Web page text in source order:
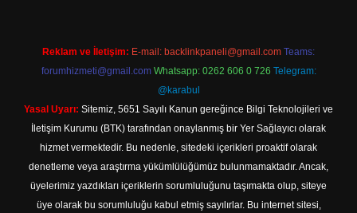
Reklam ve İletişim: E-mail: backlinkpaneli@gmail.com Teams:
forumhizmeti@gmail.com Whatsapp: 0262 606 0 726 Telegram:
@karabul
Yasal Uyarı: Sitemiz, 5651 Sayılı Kanun gereğince Bilgi Teknolojileri ve
İletişim Kurumu (BTK) tarafından onaylanmış bir Yer Sağlayıcı olarak
hizmet vermektedir. Bu nedenle, sitedeki içerikleri proaktif olarak
denetleme veya araştırma yükümlülüğümüz bulunmamaktadır. Ancak,
üyelerimiz yazdıkları içeriklerin sorumluluğunu taşımakta olup, siteye
üye olarak bu sorumluluğu kabul etmiş sayılırlar. Bu internet sitesi,